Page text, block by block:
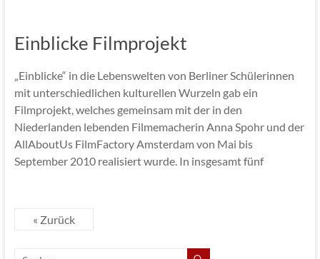
Einblicke Filmprojekt
„Einblicke“ in die Lebenswelten von Berliner Schülerinnen
mit unterschiedlichen kulturellen Wurzeln gab ein
Filmprojekt, welches gemeinsam mit der in den
Niederlanden lebenden Filmemacherin Anna Spohr und der
AllAboutUs FilmFactory Amsterdam von Mai bis
September 2010 realisiert wurde. In insgesamt fünf
« Zurück